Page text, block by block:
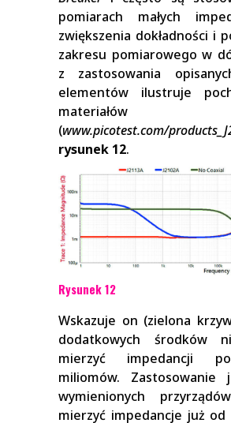
pomiarach małych
zwiększenia dokładności i
zakresu pomiarowego w
z zastosowania
elementów ilustruje
materiałów
(www.picotest.com/
rysunek 12.
Rysunek 12
Wskazuje on (zielona
dodatkowych środków
mierzyć impedancji
miliomów. Zastosowanie
wymienionych
mierzyć impedancje już od